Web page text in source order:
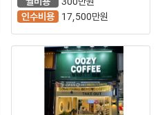
인수비용
17,500만원